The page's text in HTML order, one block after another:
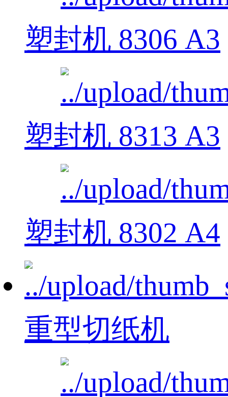
塑封机 8306 A3
塑封机 8313 A3
塑封机 8302 A4
重型切纸机